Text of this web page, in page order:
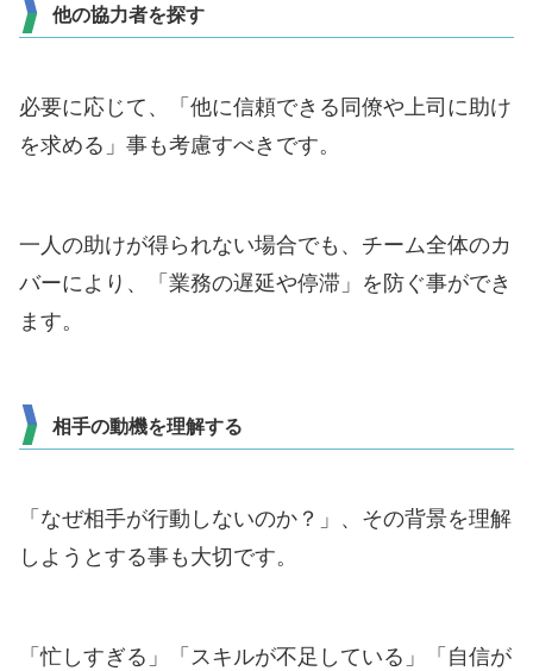
他の協力者を探す
必要に応じて、「他に信頼できる同僚や上司に助け
を求める」事も考慮すべきです。
一人の助けが得られない場合でも、チーム全体のカ
バーにより、「業務の遅延や停滞」を防ぐ事ができ
ます。
相手の動機を理解する
「なぜ相手が行動しないのか？」、その背景を理解
しようとする事も大切です。
「忙しすぎる」「スキルが不足している」「自信が